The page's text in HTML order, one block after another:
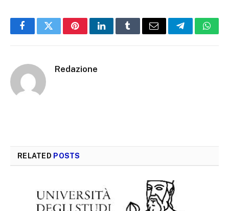
FacebookTwitterPinterestLinkedInTumblrEmail Telegram
Redazione
RELATED POSTS